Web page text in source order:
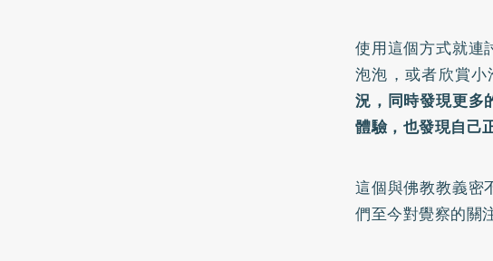
使用這個方式就連
泡泡，或者欣賞
況，同時發現更多
體驗，也發現自己
這個與佛教教義密
們至今對覺察的關